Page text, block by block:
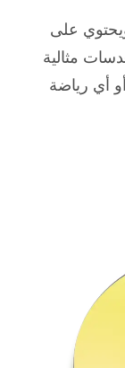
على
مثالية
أي رياضة